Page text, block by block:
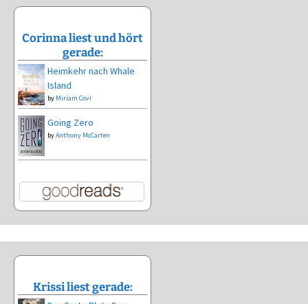
Corinna liest und hört
gerade:
Heimkehr nach Whale
Island
by Miriam Covi
Going Zero
byAnthony McCarten
Krissi liest gerade: